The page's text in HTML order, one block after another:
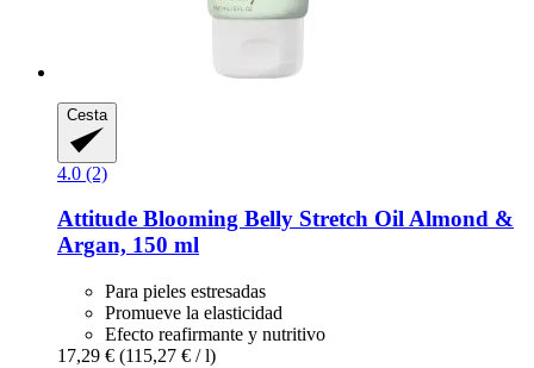
Cesta
4.0 (2)
Attitude Blooming Belly Stretch Oil Almond &
Argan, 150 ml
Para pieles estresadas
Promueve la elasticidad
Efecto reafirmante y nutritivo
17,29 € (115,27 € / l)